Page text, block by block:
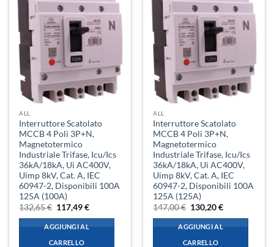
ALL
Interruttore Scatolato
MCCB 4 Poli 3P+N,
Magnetotermico
Industriale Trifase, Icu/Ics
36kA/18kA, Ui AC400V,
Uimp 8kV, Cat. A, IEC
60947-2, Disponibili 100A
125A (100A)
132,65€ Il
prezzo
originale
era:
132,65 €.
117,49€Il
è:
AGGIUNGI AL
CARRELLO
ALL
Interruttore Scatolato
MCCB 4 Poli 3P+N,
Magnetotermico
Industriale Trifase, Icu/Ics
36kA/18kA, Ui AC400V,
Uimp 8kV, Cat. A, IEC
60947-2, Disponibili 100A
125A (125A)
147,00€ Il
prezzo
originale
era:
147,00 €.
130,20€Il
è:
AGGIUNGI AL
CARRELLO